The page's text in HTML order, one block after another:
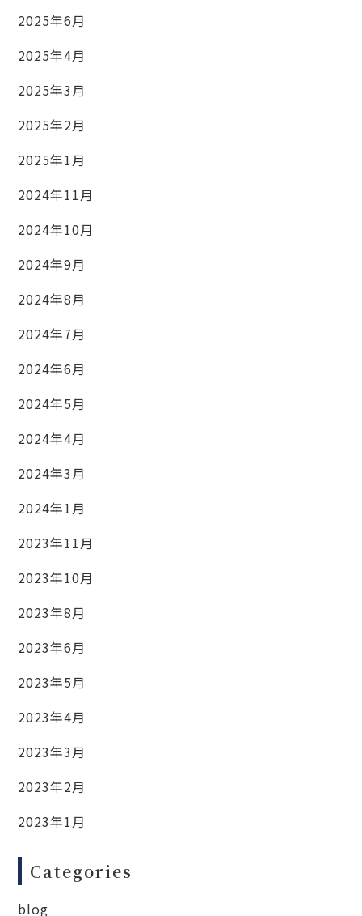
2025年6月
2025年4月
2025年3月
2025年2月
2025年1月
2024年11月
2024年10月
2024年9月
2024年8月
2024年7月
2024年6月
2024年5月
2024年4月
2024年3月
2024年1月
2023年11月
2023年10月
2023年8月
2023年6月
2023年5月
2023年4月
2023年3月
2023年2月
2023年1月
Categories
blog